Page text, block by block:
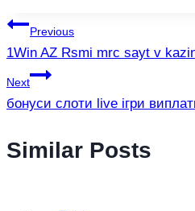
แนะแนว
เรื่อง
Previous
1Win AZ Rsmi mrc sayt v
Next
бонуси слоти live ігри
Similar Posts